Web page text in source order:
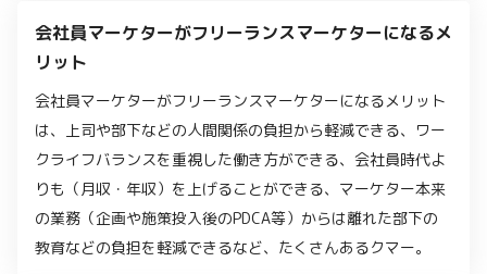
会社員マーケターがフリーランスマーケターになるメ
リット
会社員マーケターがフリーランスマーケターになるメリット
は、上司や部下などの人間関係の負担から軽減できる、ワー
クライフバランスを重視した働き方ができる、会社員時代よ
りも（月収・年収）を上げることができる、マーケター本来
の業務（企画や施策投入後のPDCA等）からは離れた部下の
教育などの負担を軽減できるなど、たくさんあるクマー。